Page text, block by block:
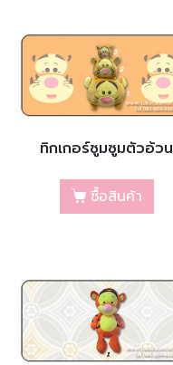
ทิกเกอร์ซูมซูมตัวอ้วน
ซื้อสินค้า